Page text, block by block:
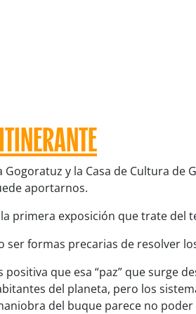
y la Casa de Cultura de
aportarnos.
primera exposición que trate del
ser formas precarias de resolver
que esa “paz” que surge
del planeta, pero los
del buque parece no